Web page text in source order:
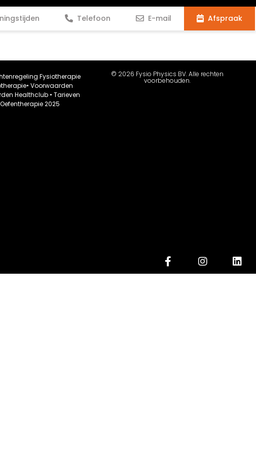
Telefoon E-mail Afspraak
Fysiotherapie
• Voorwaarden
Healthclub •Tarieven
2025
© 2026 Fysio Physics BV. Alle rechten
voorbehouden.